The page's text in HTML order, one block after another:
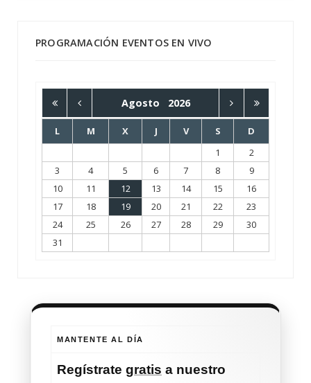
PROGRAMACIÓN EVENTOS EN VIVO
Agosto 2026
L M X J V S
D
1
2
3
4 5 6 7 8
9
10
11 12 13 14 15
16
17
18 19 20 21 22
23
24
25 26 27 28 29
30
31
MANTENTE AL DÍA
Regístrate gratis a nuestro